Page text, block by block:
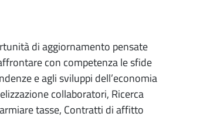
di aggiornamento pensate
con competenza le sfide
e agli sviluppi dell’economia
collaboratori, Ricerca
tasse, Contratti di affitto